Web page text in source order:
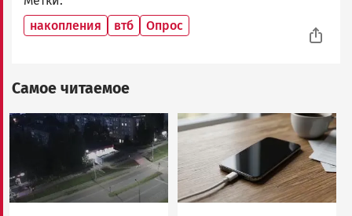
накопления
втб Опрос
Самое читаемое
Image Image